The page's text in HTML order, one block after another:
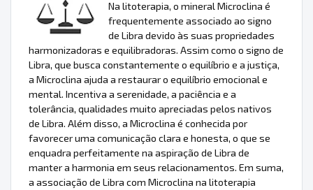
Na litoterapia, o mineral Microclina é
frequentemente associado ao signo
de Libra devido às suas propriedades
harmonizadoras e equilibradoras. Assim como o signo de
Libra, que busca constantemente o equilíbrio e a justiça,
a Microclina ajuda a restaurar o equilíbrio emocional e
mental. Incentiva a serenidade, a paciência e a
tolerância, qualidades muito apreciadas pelos nativos
de Libra. Além disso, a Microclina é conhecida por
favorecer uma comunicação clara e honesta, o que se
enquadra perfeitamente na aspiração de Libra de
manter a harmonia em seus relacionamentos. Em suma,
a associação de Libra com Microclina na litoterapia